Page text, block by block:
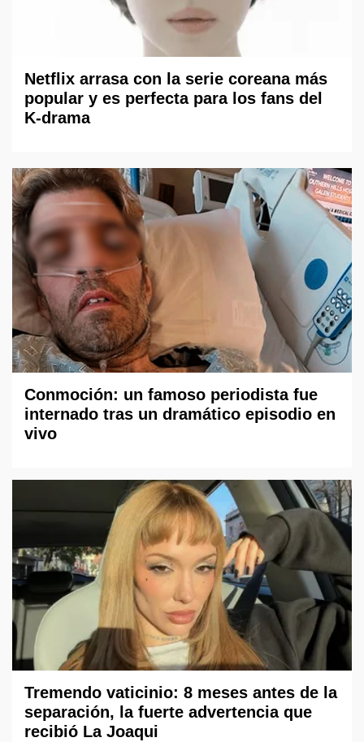
Netflix arrasa con la serie coreana más
popular y es perfecta para los fans del
K-drama
Conmoción: un famoso periodista fue
internado tras un dramático episodio en
vivo
Tremendo vaticinio: 8 meses antes de la
separación, la fuerte advertencia que
recibió La Joaqui